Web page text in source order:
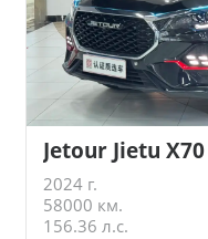
Jetour Jietu X70
2024 г.
58000 км.
156.36 л.с.